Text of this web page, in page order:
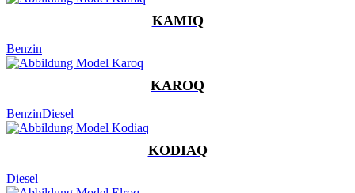
KAMIQ
Benzin
KAROQ
BenzinDiesel
KODIAQ
Diesel